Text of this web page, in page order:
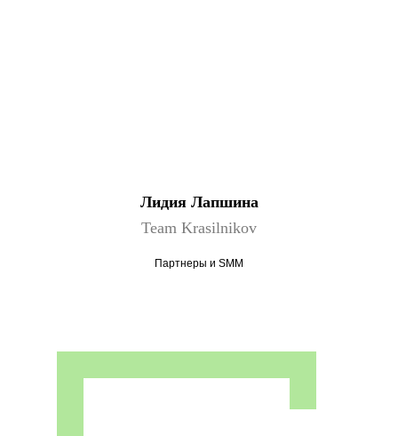
Лидия Лапшина
Team Krasilnikov
Партнеры и SMM